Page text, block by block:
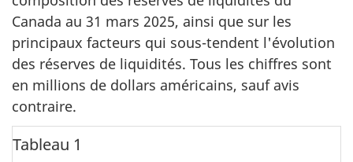
Canada au 31 mars 2025, ainsi que sur les
principaux facteurs qui sous-tendent l'évolution
des réserves de liquidités. Tous les chiffres sont
en millions de dollars américains, sauf avis
contraire.
Tableau 1